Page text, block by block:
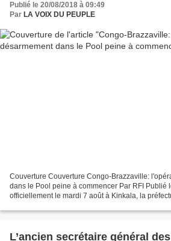
Publié le 20/08/2018 à 09:49
Par LA VOIX DU PEUPLE
Couverture Couverture Congo-Brazzaville:
dans le Pool peine à commencer Par RFI Publié
officiellement le mardi 7 août à Kinkala, la
L’ancien secrétaire général